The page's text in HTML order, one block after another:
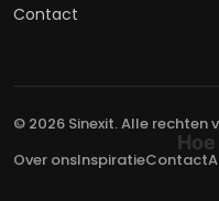
Contact
© 2026 Sinexit. Alle rechten
Over onsInspiratieContact